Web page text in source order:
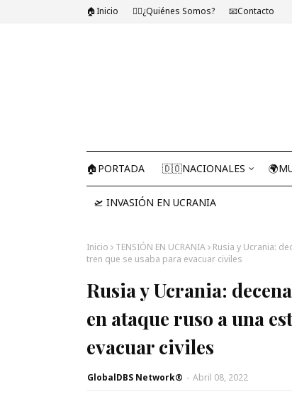
🏠Inicio 🤷‍♂️¿Quiénes Somos? 📧Contacto
🏠PORTADA 🇩🇴NACIONALES
🛫 INVASIÓN EN UCRANIA
Inicio TENSIÓN EN UCRANIA
Rusia y Ucrania:
tren que se usaba para evacuar civiles
Rusia y Ucrania:
en ataque ruso a una
evacuar civiles
GlobalDBS Network® - Abril 08, 2022